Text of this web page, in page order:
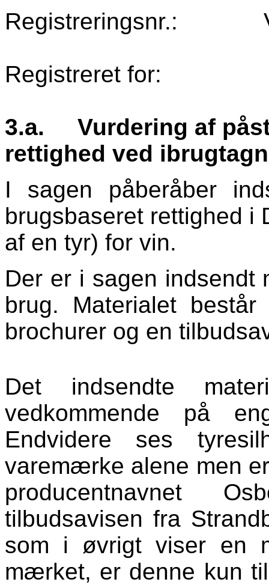
Registreringsnr.:
Registreret for:
3.a.
Vurdering af
rettighed ved
I sagen påberåber
brugsbaseret rettighed
af en tyr) for vin.
Der er i sagen indsendt
brug. Materialet består
brochurer og en
Det indsendte
vedkommende på
Endvidere ses
varemærke alene men
producentnavnet
tilbudsavisen fra
som i øvrigt viser en
mærket, er denne kun